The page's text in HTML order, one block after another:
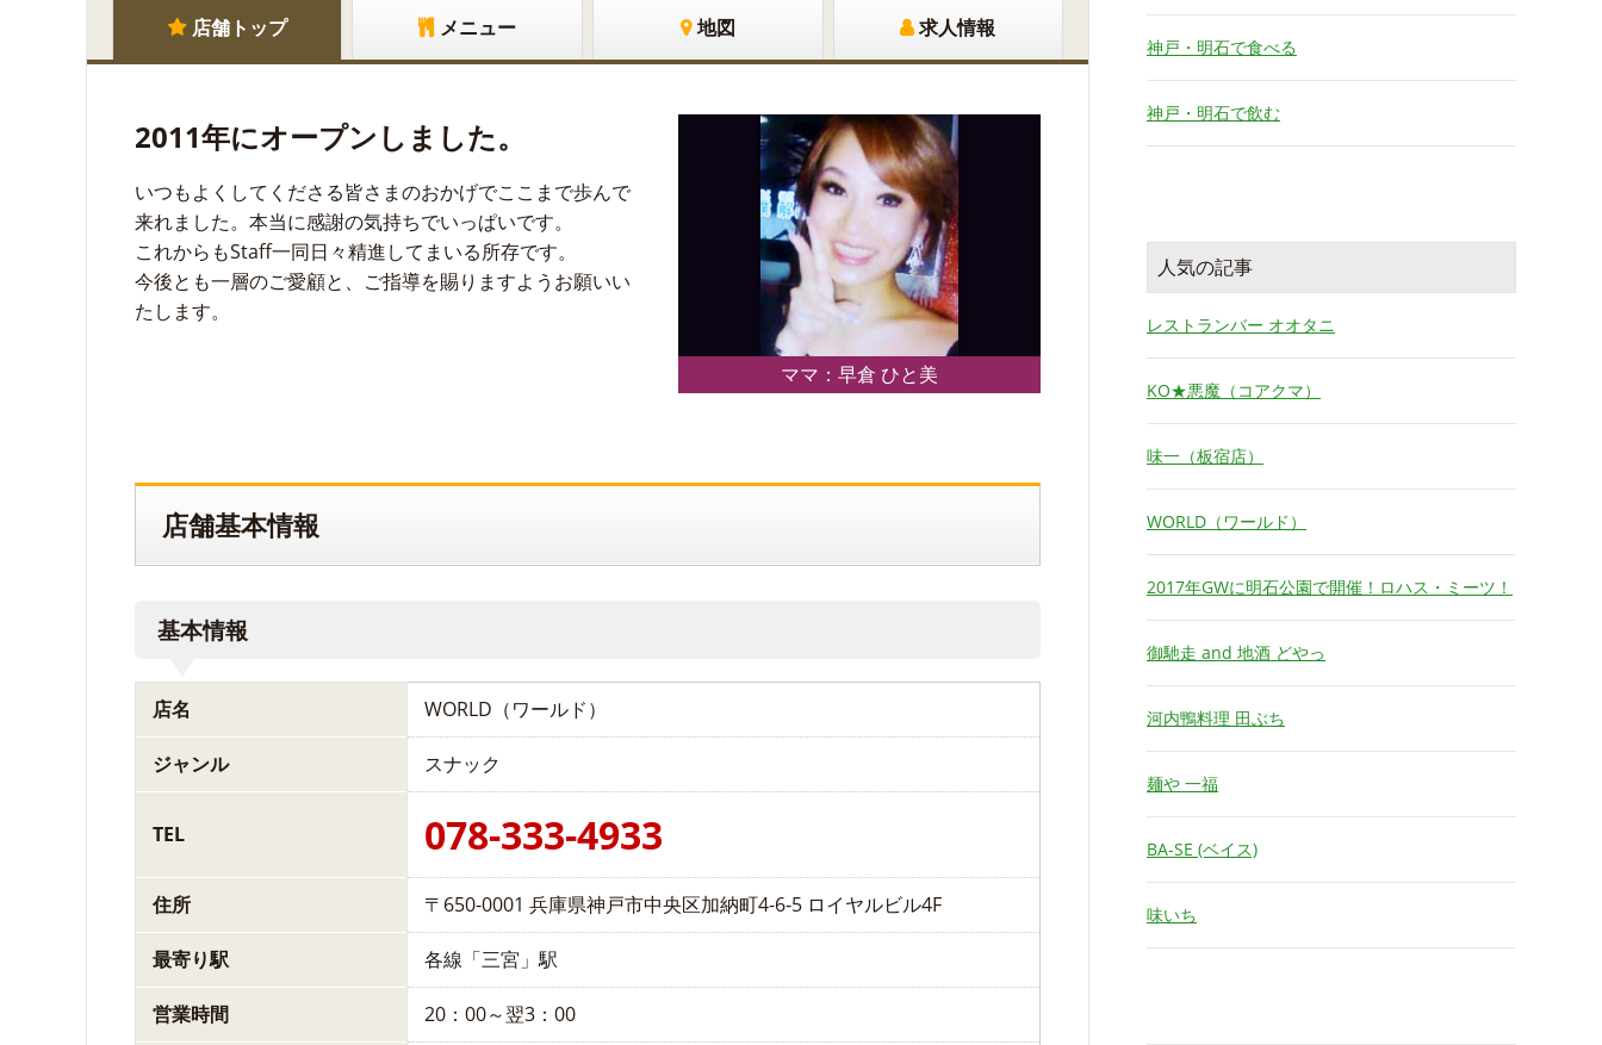
店舗トップ メニュー 地図 求人情報
2011年にオープンしました。
いつもよくしてくださる皆さまのおかげでここまで歩んで
来れました。本当に感謝の気持ちでいっぱいです。
これからもStaff一同日々精進してまいる所存です。
今後とも一層のご愛顧と、ご指導を賜りますようお願いい
たします。
ママ：早倉 ひと美
店舗基本情報
基本情報
店名 WORLD（ワールド）
ジャンル スナック
TEL 078-333-4933
住所 〒650-0001 兵庫県神戸市中央区加納町4-6-5 ロイヤルビル4F
最寄り駅 各線「三宮」駅
営業時間 20：00～翌3：00
神戸・明石で食べる
神戸・明石で飲む
人気の記事
レストランバー オオタニ
KO★悪魔（コアクマ）
味一（板宿店）
WORLD（ワールド）
2017年GWに明石公園で開催！ロハス・ミーツ！
御馳走 and 地酒 どやっ
河内鴨料理 田ぶち
麺や 一福
BA-SE (ベイス)
味いち